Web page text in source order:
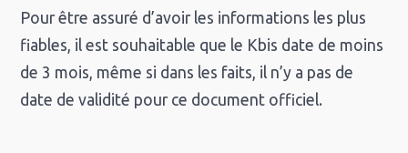
Pour être assuré d’avoir les informations les plus
fiables, il est souhaitable que le Kbis date de moins
de 3 mois, même si dans les faits, il n’y a pas de
date de validité pour ce document officiel.